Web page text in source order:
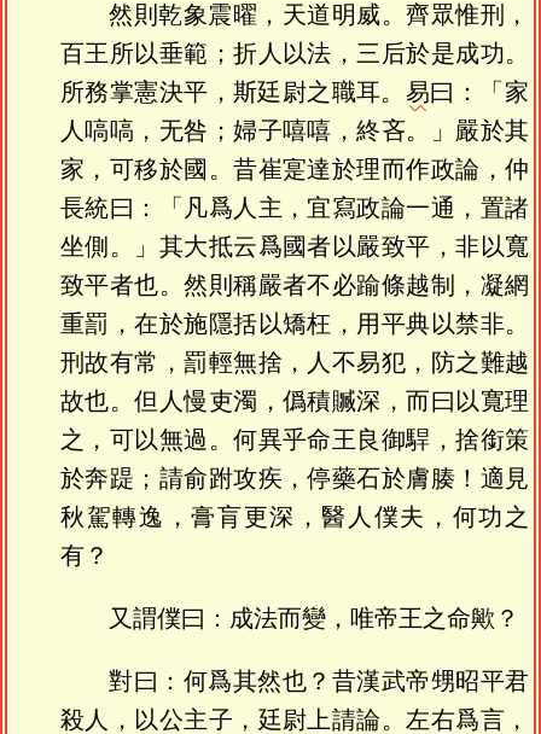
然則乾象震曜，天道明威。齊眾惟刑，
百王所以垂範；折人以法，三后於是成功。
所務掌憲決平，斯廷尉之職耳。 易曰：「家
人嗃嗃，无咎；婦子嘻嘻，終吝。」嚴於其
家，可移於國。昔崔寔達於理而作政論，仲
長統曰：「凡爲人主，宜寫政論一通，置諸
坐側。」其大抵云爲國者以嚴致平，非以寬
致平者也。然則稱嚴者不必踰條越制，凝網
重罰，在於施隱括以矯枉，用平典以禁非。
刑故有常，罰輕無捨，人不易犯，防之難越
故也。但人慢吏濁，僞積贓深，而曰以寬理
之，可以無過。何異乎命王良御駻，捨銜策
於奔踶；請俞跗攻疾，停藥石於膚腠！適見
秋駕轉逸，膏肓更深，醫人僕夫，何功之
有？
又謂僕曰：成法而變，唯帝王之命歟？
對曰：何爲其然也？昔漢武帝甥昭平君
殺人，以公主子，廷尉上請論。左右爲言，